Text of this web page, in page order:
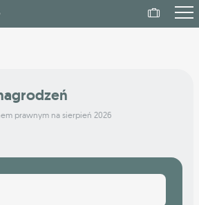
prawnym na sierpień 2026